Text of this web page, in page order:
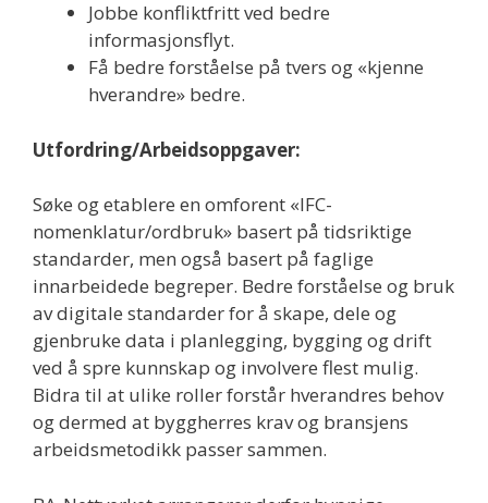
Jobbe konfliktfritt ved bedre
informasjonsflyt.
Få bedre forståelse på tvers og «kjenne
hverandre» bedre.
Utfordring/Arbeidsoppgaver:
Søke og etablere en omforent «IFC-
nomenklatur/ordbruk» basert på tidsriktige
standarder, men også basert på faglige
innarbeidede begreper. Bedre forståelse og bruk
av digitale standarder for å skape, dele og
gjenbruke data i planlegging, bygging og drift
ved å spre kunnskap og involvere flest mulig.
Bidra til at ulike roller forstår hverandres behov
og dermed at byggherres krav og bransjens
arbeidsmetodikk passer sammen.